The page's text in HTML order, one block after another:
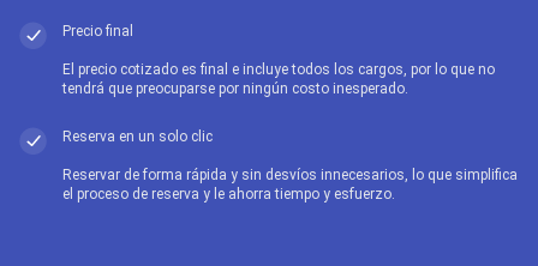
Precio final
El precio cotizado es final e incluye todos los cargos, por lo que no
tendrá que preocuparse por ningún costo inesperado.
Reserva en un solo clic
Reservar de forma rápida y sin desvíos innecesarios, lo que simplifica
el proceso de reserva y le ahorra tiempo y esfuerzo.